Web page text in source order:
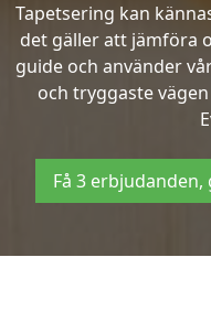
Tapetsering kan
det gäller att jämföra
guide och använder
och tryggaste
Få 3